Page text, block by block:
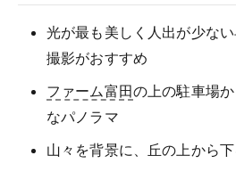
光が最も美しく人出が少な
撮影がおすすめ
ファーム富田の上の駐車場
なパノラマ
山々を背景に、丘の上から